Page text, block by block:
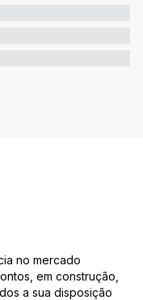
no mercado
em construção,
a sua disposição